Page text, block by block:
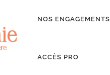
NOS ENGAGEMENTS
ACCÈS PRO